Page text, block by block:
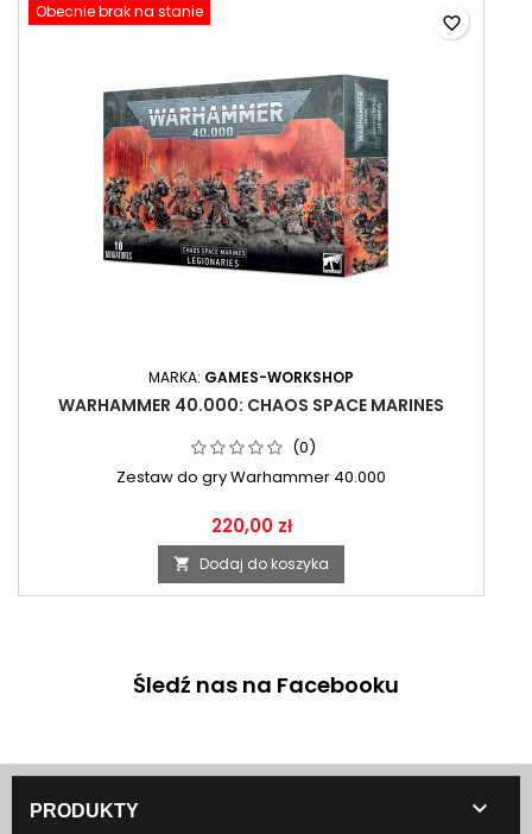
Obecnie brak na stanie
MARKA: GAMES-WORKSHOP
WARHAMMER 40.000: CHAOS SPACE MARINES
(0)
Zestaw do gry Warhammer 40.000
220,00 zł
 Dodaj do koszyka
favorite_border
Śledź nas na Facebooku
PRODUKTY 